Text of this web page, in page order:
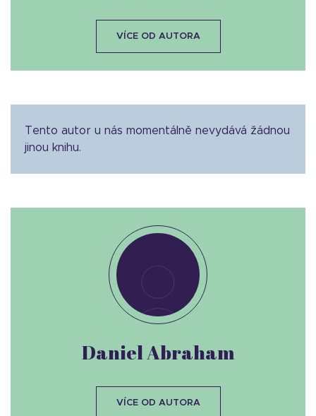
Tento autor u nás momentálně nevydává žádnou
jinou knihu.
VÍCE OD AUTORA
Daniel Abraham
VÍCE OD AUTORA